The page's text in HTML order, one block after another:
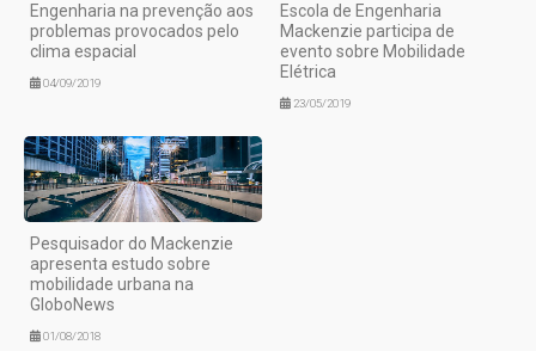
Engenharia na prevenção aos
problemas provocados pelo
clima espacial
04/09/2019
Escola de Engenharia
Mackenzie participa de
evento sobre Mobilidade
Elétrica
23/05/2019
Pesquisador do Mackenzie
apresenta estudo sobre
mobilidade urbana na
GloboNews
01/08/2018